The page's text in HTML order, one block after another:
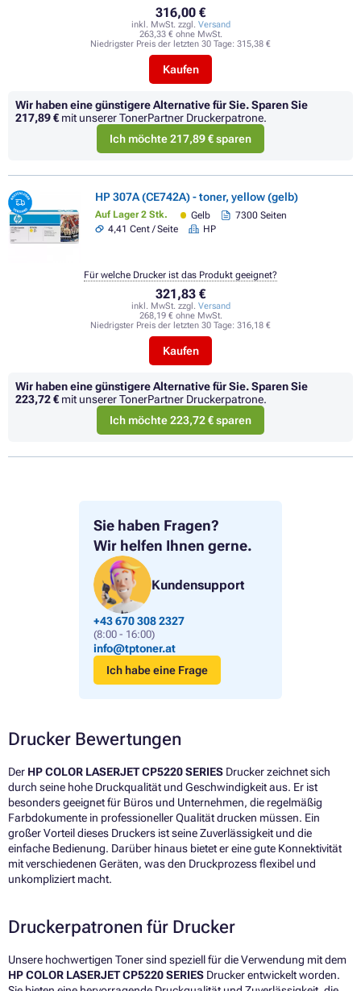
Sie haben Fragen?
Wir helfen Ihnen gerne.
Kundensupport
+43 670 308 2327
(8:00 - 16:00)
info@tptoner.at
Ich habe eine Frage
316,00 €
inkl. MwSt. zzgl. Versand
263,33 € ohne MwSt.
Niedrigster Preis der letzten 30 Tage: 315,38 €
Kaufen
Wir haben eine günstigere Alternative für Sie.Sparen Sie
217,89 € mit unserer TonerPartner Druckerpatrone.
Ich möchte 217,89 € sparen
HP 307A (CE742A) - toner, yellow (gelb)
Auf Lager 2 Stk. Gelb
7300 Seiten
4,41 Cent / Seite
HP
321,83 €
inkl. MwSt. zzgl. Versand
268,19 € ohne MwSt.
Niedrigster Preis der letzten 30 Tage: 316,18 €
Kaufen
Für welche Drucker ist das Produkt geeignet?
Wir haben eine günstigere Alternative für Sie.Sparen Sie
223,72 € mit unserer TonerPartner Druckerpatrone.
Ich möchte 223,72 € sparen
Drucker Bewertungen
Der HP COLOR LASERJET CP5220 SERIES Drucker zeichnet sich
durch seine hohe Druckqualität und Geschwindigkeit aus. Er ist
besonders geeignet für Büros und Unternehmen, die regelmäßig
Farbdokumente in professioneller Qualität drucken müssen. Ein
großer Vorteil dieses Druckers ist seine Zuverlässigkeit und die
einfache Bedienung. Darüber hinaus bietet er eine gute Konnektivität
mit verschiedenen Geräten, was den Druckprozess flexibel und
unkompliziert macht.
Druckerpatronen für Drucker
Unsere hochwertigen Toner sind speziell für die Verwendung mit dem
HP COLOR LASERJET CP5220 SERIES Drucker entwickelt worden.